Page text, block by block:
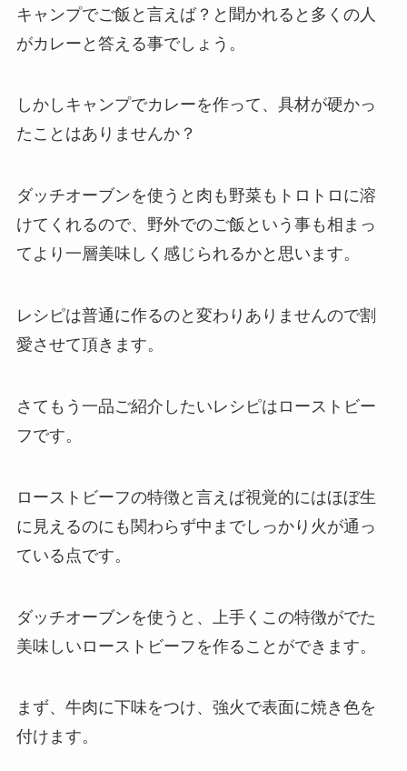
キャンプでご飯と言えば？と聞かれると多くの人
がカレーと答える事でしょう。
しかしキャンプでカレーを作って、具材が硬かっ
たことはありませんか？
ダッチオーブンを使うと肉も野菜もトロトロに溶
けてくれるので、野外でのご飯という事も相まっ
てより一層美味しく感じられるかと思います。
レシピは普通に作るのと変わりありませんので割
愛させて頂きます。
さてもう一品ご紹介したいレシピはローストビー
フです。
ローストビーフの特徴と言えば視覚的にはほぼ生
に見えるのにも関わらず中までしっかり火が通っ
ている点です。
ダッチオーブンを使うと、上手くこの特徴がでた
美味しいローストビーフを作ることができます。
まず、牛肉に下味をつけ、強火で表面に焼き色を
付けます。